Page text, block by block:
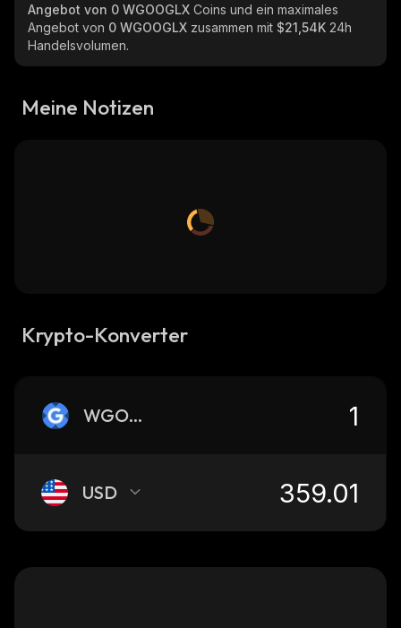
Angebot von 0 WGOOGLX Coins und ein maximales
Angebot von 0 WGOOGLX zusammen mit $21,54K 24h
Handelsvolumen.
Meine Notizen
Krypto-Konverter
WGOOGLX
USD